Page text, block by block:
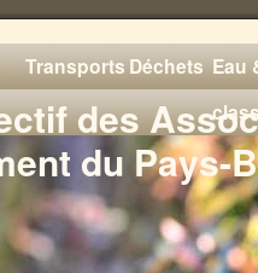
des
du Pays-
TransportsDéchets Eau